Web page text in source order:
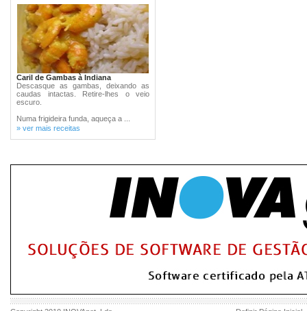
Caril de Gambas à Indiana
Descasque as gambas, deixando as
caudas intactas. Retire-lhes o veio
escuro.
Numa frigideira funda, aqueça a ...
» ver mais receitas